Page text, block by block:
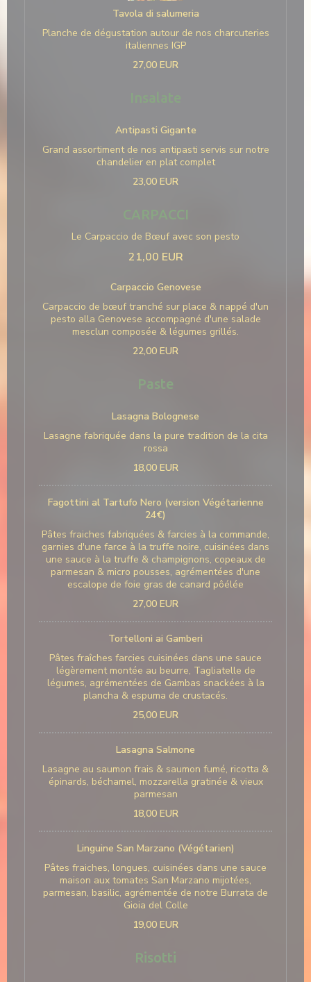
Tavola di salumeria
Planche de dégustation autour de nos charcuteries
italiennes IGP
27,00 EUR
Antipasti Gigante
Grand assortiment de nos antipasti servis sur notre
chandelier en plat complet
23,00 EUR
CARPACCI
Le Carpaccio de Bœuf avec son pesto
21,00 EUR
Carpaccio Genovese
Carpaccio de bœuf tranché sur place & nappé d'un
pesto alla Genovese accompagné d'une salade
mesclun composée & légumes grillés.
22,00 EUR
Paste
Lasagna Bolognese
Lasagne fabriquée dans la pure tradition de la cita
rossa
18,00 EUR
Fagottini al Tartufo Nero (version Végétarienne
24€)
Pâtes fraiches fabriquées & farcies à la commande,
garnies d'une farce à la truffe noire, cuisinées dans
une sauce à la truffe & champignons, copeaux de
parmesan & micro pousses, agrémentées d'une
escalope de foie gras de canard pôélée
27,00 EUR
Tortelloni ai Gamberi
Pâtes fraîches farcies cuisinées dans une sauce
légèrement montée au beurre, Tagliatelle de
légumes, agrémentées de Gambas snackées à la
plancha & espuma de crustacés.
25,00 EUR
Lasagna Salmone
Lasagne au saumon frais & saumon fumé, ricotta &
épinards, béchamel, mozzarella gratinée & vieux
parmesan
18,00 EUR
Linguine San Marzano (Végétarien)
Pâtes fraiches, longues, cuisinées dans une sauce
maison aux tomates San Marzano mijotées,
parmesan, basilic, agrémentée de notre Burrata de
Gioia del Colle
19,00 EUR
Risotti